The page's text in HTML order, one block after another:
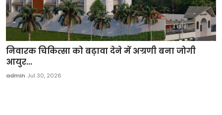
निवारक चिकित्सा को बढ़ावा देने में अग्रणी बना जोगी
आयुर...
admin Jul 30, 2026